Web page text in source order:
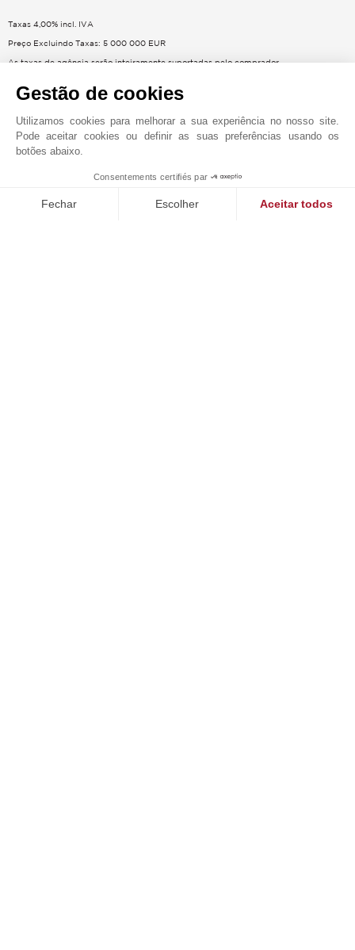
Taxas 4,00% incl. IVA
Preço Excluindo Taxas: 5 000 000 EUR
As taxas de agência serão inteiramente suportadas pelo comprador
web da GeoHazardsgeorisques.gouv.fr
Condomínio anuais : 4 400 €
Nenhum processo em curso conduzido com base nos artigos 29-1 A e 29-1 da Lei
N°65-557 de 10 de Julho de 1965 e no artigo L.615-6 da CCH
Energia - Baixa estimativa de despesas anuais para uma utilização normal : 4 230 €
Gestão de cookies
Utilizamos cookies para melhorar a sua experiência no nosso site.
Pode aceitar cookies ou definir as suas preferências usando os
botões abaixo.
Consentements certifiés par
Fechar Escolher Aceitar todos